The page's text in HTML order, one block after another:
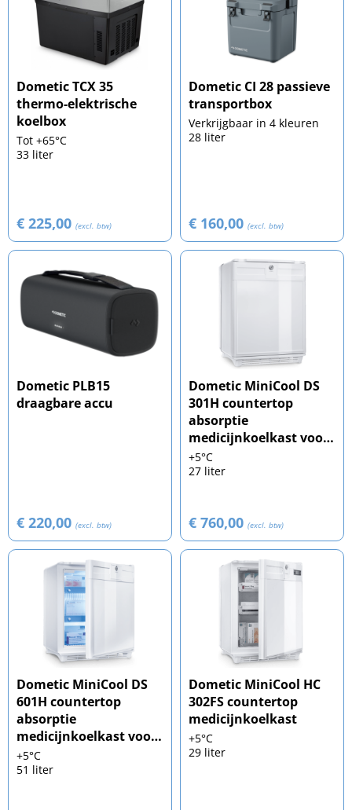
Dometic TCX 35
thermo-elektrische
koelbox
Tot +65°C
33 liter
€ 225,00 (excl. btw)
Dometic CI 28 passieve
transportbox
Verkrijgbaar in 4 kleuren
28 liter
€ 160,00 (excl. btw)
Dometic PLB15
draagbare accu
€ 220,00 (excl. btw)
Dometic MiniCool DS
301H countertop
absorptie
medicijnkoelkast voor
dagopslag
+5°C
27 liter
€ 760,00 (excl. btw)
Dometic MiniCool DS
601H countertop
absorptie
medicijnkoelkast voor
dagopslag
+5°C
51 liter
Dometic MiniCool HC
302FS countertop
medicijnkoelkast
+5°C
29 liter